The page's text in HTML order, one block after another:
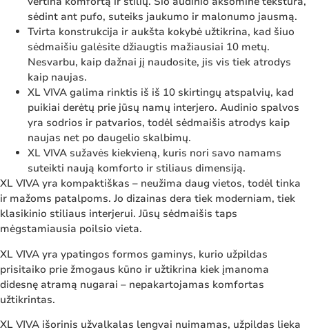
sėdint ant pufo, suteiks jaukumo ir malonumo jausmą.
Tvirta konstrukcija ir aukšta kokybė užtikrina, kad šiuo
sėdmaišiu galėsite džiaugtis mažiausiai 10 metų.
Nesvarbu, kaip dažnai jį naudosite, jis vis tiek atrodys
kaip naujas.
XL VIVA galima rinktis iš iš 10 skirtingų atspalvių, kad
puikiai derėtų prie jūsų namų interjero. Audinio spalvos
yra sodrios ir patvarios, todėl sėdmaišis atrodys kaip
naujas net po daugelio skalbimų.
XL VIVA sužavės kiekvieną, kuris nori savo namams
suteikti naują komforto ir stiliaus dimensiją.
XL VIVA yra kompaktiškas – neužima daug vietos, todėl tinka
ir mažoms patalpoms. Jo dizainas dera tiek moderniam, tiek
klasikinio stiliaus interjerui. Jūsų sėdmaišis taps
mėgstamiausia poilsio vieta.
XL VIVA yra ypatingos formos gaminys, kurio užpildas
prisitaiko prie žmogaus kūno ir užtikrina kiek įmanoma
didesnę atramą nugarai – nepakartojamas komfortas
užtikrintas.
XL VIVA išorinis užvalkalas lengvai nuimamas, užpildas lieka